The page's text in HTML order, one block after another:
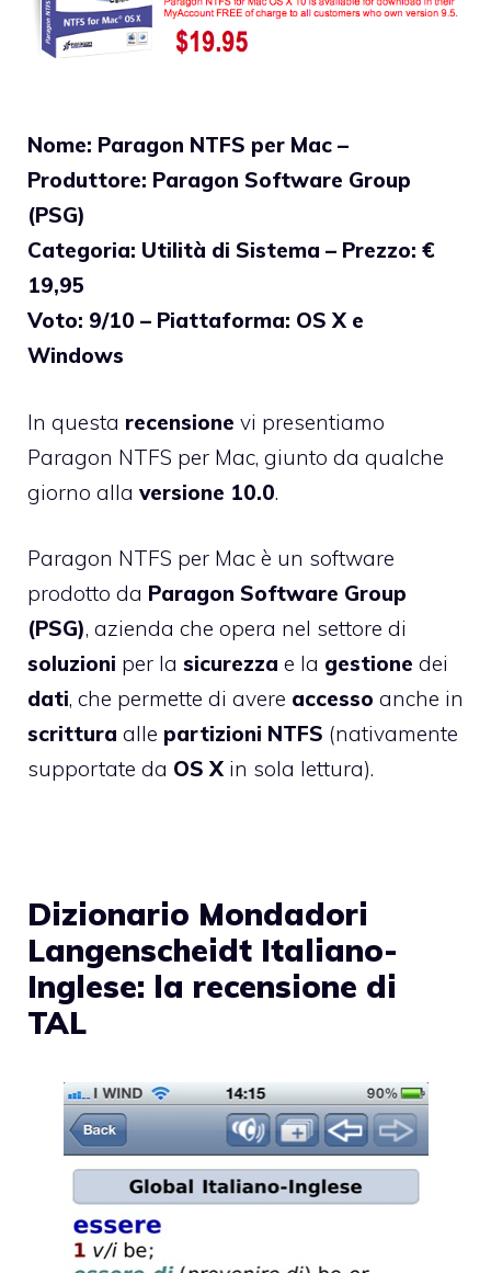
Nome: Paragon NTFS per Mac –
Produttore: Paragon Software Group
(PSG)
Categoria: Utilità di Sistema – Prezzo: €
19,95
Voto: 9/10 – Piattaforma: OS X e
Windows
In questa recensione vi presentiamo
Paragon NTFS per Mac, giunto da qualche
giorno alla versione 10.0.
Paragon NTFS per Mac è un software
prodotto da Paragon Software Group
(PSG), azienda che opera nel settore di
soluzioni per la sicurezza e la gestione dei
dati, che permette di avere accesso anche in
scrittura alle partizioni NTFS (nativamente
supportate da OS X in sola lettura).
Dizionario Mondadori
Langenscheidt Italiano-
Inglese: la recensione di
TAL